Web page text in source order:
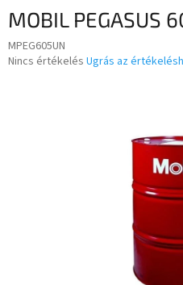
MOBIL PEGASUS
MPEG605UN
A
Nincs értékelés Ugrás az